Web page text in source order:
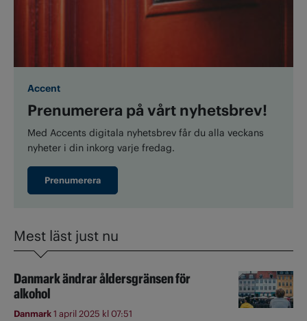
Accent
Prenumerera på vårt nyhetsbrev!
Med Accents digitala nyhetsbrev får du alla veckans
nyheter i din inkorg varje fredag.
Prenumerera
Mest läst just nu
Danmark ändrar åldersgränsen för
alkohol
Danmark1 april 2025 kl 07:51